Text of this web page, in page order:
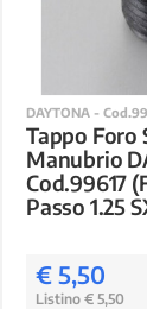
DAYTONA -
Tappo Foro
Manubrio
Cod.99617
Passo 1.25
€ 5,50
Listino € 5,50